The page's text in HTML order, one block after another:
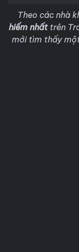
Theo các nhà
hiếm nhấttrên
mới tìm thấy